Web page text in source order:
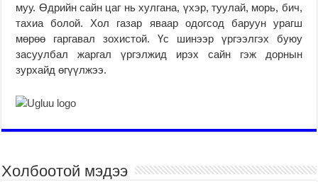
муу. Өдрийн сайн цаг нь хулгана, үхэр, туулай, морь, бич,
тахиа болой. Хол газар яваар одогсод баруун урагш
мөрөө гаргавал зохистой. Үс шинээр үргээлгэх буюу
засуулбал жаргал үргэлжид ирэх сайн гэж дорнын
зурхайд өгүүлжээ.
Холбоотой мэдээ